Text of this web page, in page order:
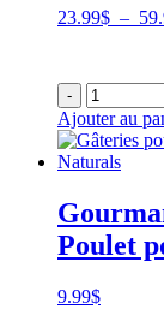
23.99$ –
-
Ajouter au
Poulet
9.99$